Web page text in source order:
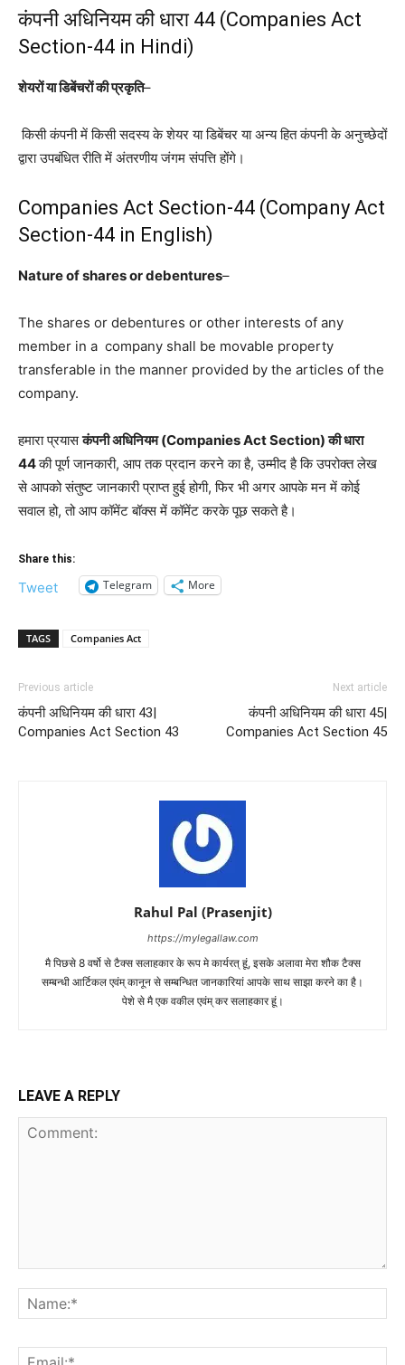
कंपनी अधिनियम की धारा 44 (Companies Act
Section-44 in Hindi)
शेयरों या डिबेंचरों की प्रकृति–
किसी कंपनी में किसी सदस्य के शेयर या डिबेंचर या अन्य हित कंपनी के अनुच्छेदों
द्वारा उपबंधित रीति में अंतरणीय जंगम संपत्ति होंगे।
Companies Act Section-44 (Company Act
Section-44 in English)
Nature of shares or debentures–
The shares or debentures or other interests of any
member in a company shall be movable property
transferable in the manner provided by the articles of the
company.
हमारा प्रयासकंपनी अधिनियम (Companies Act Section) की धारा
44की पूर्ण जानकारी, आप तक प्रदान करने का है, उम्मीद है कि उपरोक्त लेख
से आपको संतुष्ट जानकारी प्राप्त हुई होगी, फिर भी अगर आपके मन में कोई
सवाल हो, तो आप कॉमेंट बॉक्स में कॉमेंट करके पूछ सकते है।
Share this:
Tweet Telegram More
TAGS Companies Act
Previous article
कंपनी अधिनियम की धारा 43|
Companies Act Section 43
Next article
कंपनी अधिनियम की धारा 45|
Companies Act Section 45
Rahul Pal (Prasenjit)
https://mylegallaw.com
मै पिछसे 8 वर्षो से टैक्स सलाहकार के रूप मे कार्यरत् हूं, इसके अलावा मेरा शौक टैक्स
सम्बन्धी आर्टिकल एवंम् कानून से सम्बन्धित जानकारियां आपके साथ साझा करने का है।
पेशे से मै एक वकील एवंम् कर सलाहकार हूं।
LEAVE A REPLY